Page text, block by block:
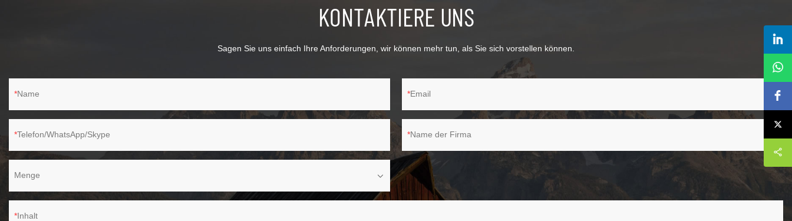
KONTAKTIERE UNS
Sagen Sie uns einfach Ihre Anforderungen, wir können mehr tun, als Sie sich vorstellen können.
Name Email
Telefon/WhatsApp/Skype Name der Firma
Menge
Inhalt